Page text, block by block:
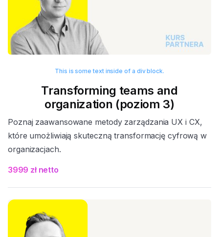
Transforming teams and
organization (poziom 3)
Poznaj zaawansowane metody zarządzania UX i CX,
które umożliwiają skuteczną transformację cyfrową w
organizacjach.
This is some text inside of a div block.
3999 zł netto